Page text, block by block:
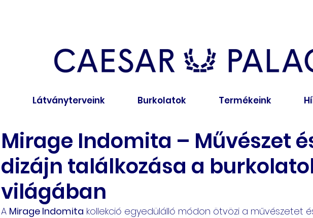
Látványterveink Burkolatok Termékeink
Mirage Indomita – Művészet
dizájn találkozása a
világában
A Mirage Indomita kollekció egyedülálló módon ötvözi a művészetet